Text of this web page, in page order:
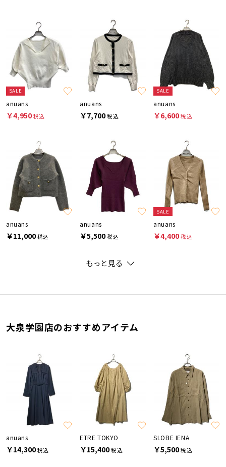
SALE
anuans
￥4,950税込
anuans
￥7,700税込
SALE
anuans
￥6,600税込
anuans
￥11,000税込
anuans
￥5,500税込
SALE
anuans
￥4,400税込
もっと見る
大泉学園店のおすすめアイテム
anuans
￥14,300税込
ETRE TOKYO
￥15,400税込
SLOBE IENA
￥5,500税込